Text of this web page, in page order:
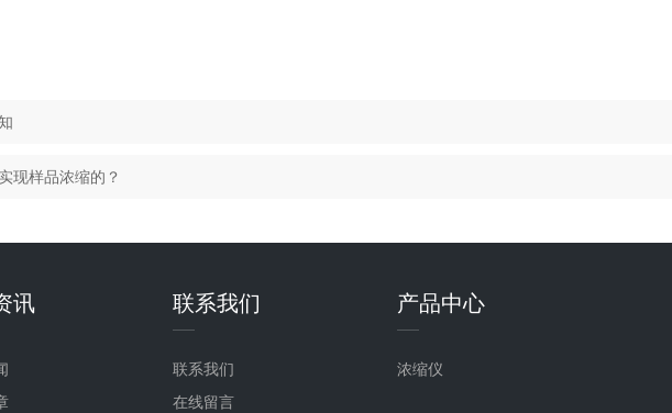
现样品浓缩的？
讯 联系我们
联系我们
在线留言
产品中心
浓缩仪